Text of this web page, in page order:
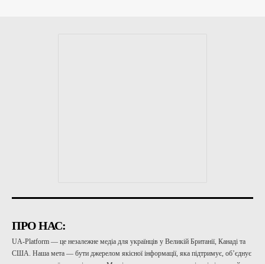
ПРО НАС:
UA-Platform — це незалежне медіа для українців у Великій Британії, Канаді та
США. Наша мета — бути джерелом якісної інформації, яка підтримує, об’єднує